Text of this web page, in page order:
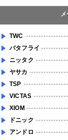
メ
TWC
バタフライ
ニッタク
ヤサカ
TSP
VICTAS
XIOM
ドニック
アンドロ